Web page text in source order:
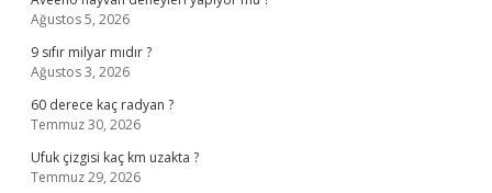
Ağustos 5, 2026
9 sıfır milyar mıdır ?
Ağustos 3, 2026
60 derece kaç radyan ?
Temmuz 30, 2026
Ufuk çizgisi kaç km uzakta ?
Temmuz 29, 2026